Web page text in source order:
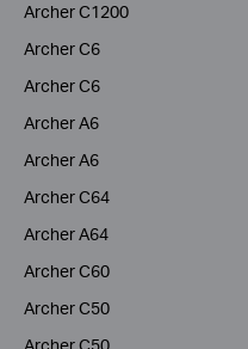
Archer C1200
Archer C6
Archer C6
Archer A6
Archer A6
Archer C64
Archer A64
Archer C60
Archer C50
Archer C50